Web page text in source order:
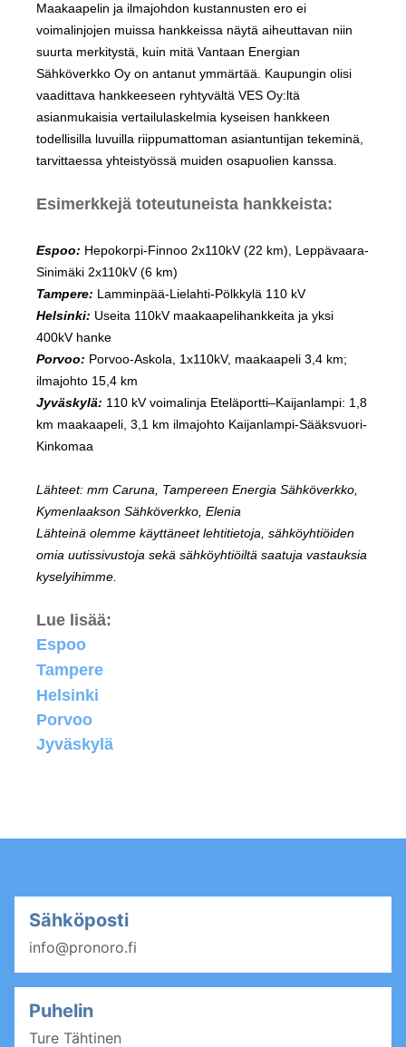
Maakaapelin ja ilmajohdon kustannusten ero ei
voimalinjojen muissa hankkeissa näytä aiheuttavan niin
suurta merkitystä, kuin mitä Vantaan Energian
Sähköverkko Oy on antanut ymmärtää. Kaupungin olisi
vaadittava hankkeeseen ryhtyvältä VES Oy:ltä
asianmukaisia vertailulaskelmia kyseisen hankkeen
todellisilla luvuilla riippumattoman asiantuntijan tekeminä,
tarvittaessa yhteistyössä muiden osapuolien kanssa.
Esimerkkejä toteutuneista hankkeista:
Espoo: Hepokorpi-Finnoo 2x110kV (22 km), Leppävaara-
Sinimäki 2x110kV (6 km)
Tampere: Lamminpää-Lielahti-Pölkkylä 110 kV
Helsinki: Useita 110kV maakaapelihankkeita ja yksi
400kV hanke
Porvoo: Porvoo-Askola, 1x110kV, maakaapeli 3,4 km;
ilmajohto 15,4 km
Jyväskylä: 110 kV voimalinja Eteläportti–Kaijanlampi: 1,8
km maakaapeli, 3,1 km ilmajohto Kaijanlampi-Sääksvuori-
Kinkomaa
Lähteet: mm Caruna, Tampereen Energia Sähköverkko,
Kymenlaakson Sähköverkko, Elenia
Lähteinä olemme käyttäneet lehtitietoja, sähköyhtiöiden
omia uutissivustoja sekä sähköyhtiöiltä saatuja vastauksia
kyselyihimme.
Lue lisää:
Espoo
Tampere
Helsinki
Porvoo
Jyväskylä
Sähköposti
info@pronoro.fi
Puhelin
Ture Tähtinen